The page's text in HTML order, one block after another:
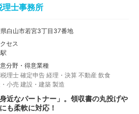
理士事務所
白山市若宮3丁目37番地
セス
分野・得意業種
理士確定申告 経理・決算 不動産 飲食
小売 建設・建築 製造
近なパートナー」。領収書の丸投げや
も柔軟に対応！